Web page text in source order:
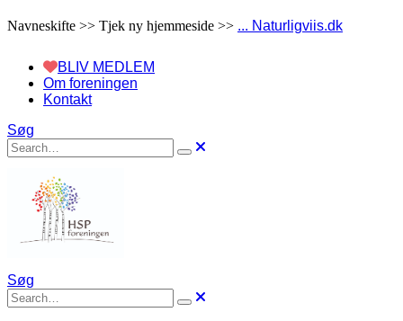
Navneskifte >> Tjek ny hjemmeside >> ... Naturligviis.dk
BLIV MEDLEM
Om foreningen
Kontakt
Søg
Søg